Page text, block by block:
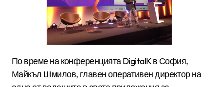
По време на конференцията DigitalK в София,
Майкъл Шмилов, главен оперативен директор на